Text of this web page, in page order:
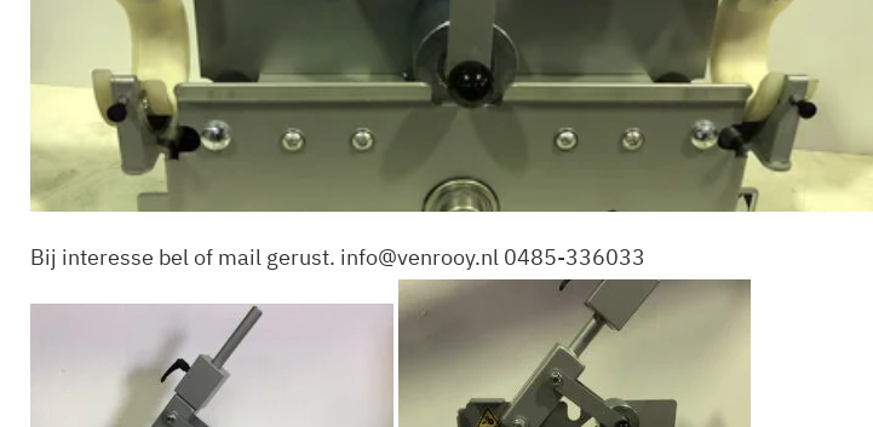
Bij interesse bel of mail gerust. info@venrooy.nl 0485-336033